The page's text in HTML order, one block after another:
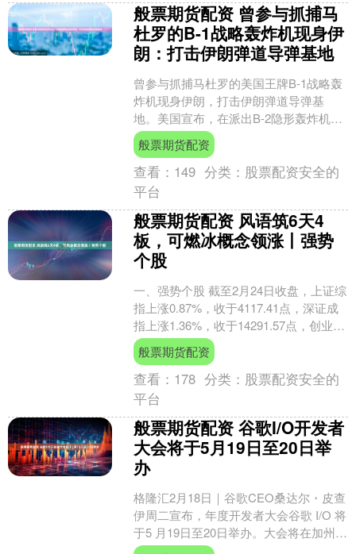
般票期货配资 曾参与抓捕马
杜罗的B-1战略轰炸机现身伊
朗：打击伊朗弹道导弹基地
曾参与抓捕马杜罗的美国王牌B-1战略轰
炸机现身伊朗，打击伊朗弹道导弹基
地。美国宣布，在派出B-2隐形轰炸机伊
朗之后，美军又紧急投入了超音速B-1战
略轰炸机，以攻....
般票期货配资
查看： 149 分类： 股票配资安全的
平台
般票期货配资 风语筑6天4
板，可燃冰概念领涨丨强势
个股
一、强势个股 截至2月24日收盘，上证综
指上涨0.87%，收于4117.41点，深证成
指上涨1.36%，收于14291.57点，创业板
指上涨0.99%，收于33....
般票期货配资
查看： 178 分类： 股票配资安全的
平台
般票期货配资 谷歌I/O开发者
大会将于5月19日至20日举
办
格隆汇2月18日｜谷歌CEO桑达尔・皮查
伊周二宣布，年度开发者大会谷歌 I/O 将
于5 月19日至20日举办。大会将在加州山
景城的公司总部举行，并将在大会官网